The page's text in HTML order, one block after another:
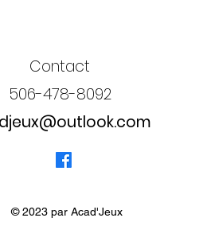
Contact
506-478-8092
© 2023 par Acad'Jeux